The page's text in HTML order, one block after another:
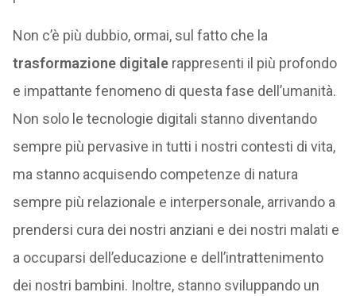
Non c’è più dubbio, ormai, sul fatto che la
trasformazione digitalerappresenti il più profondo
e impattante fenomeno di questa fase dell’umanità.
Non solo le tecnologie digitali stanno diventando
sempre più pervasive in tutti i nostri contesti di vita,
ma stanno acquisendo competenze di natura
sempre più relazionale e interpersonale, arrivando a
prendersi cura dei nostri anziani e dei nostri malati e
a occuparsi dell’educazione e dell’intrattenimento
dei nostri bambini. Inoltre, stanno sviluppando un